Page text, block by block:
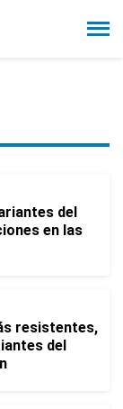
del
en las
resistentes,
del